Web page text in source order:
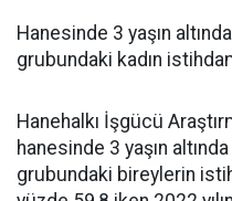
Hanesinde 3 yaşın
grubundaki kadın
Hanehalkı İşgücü
hanesinde 3 yaşın
grubundaki bireylerin